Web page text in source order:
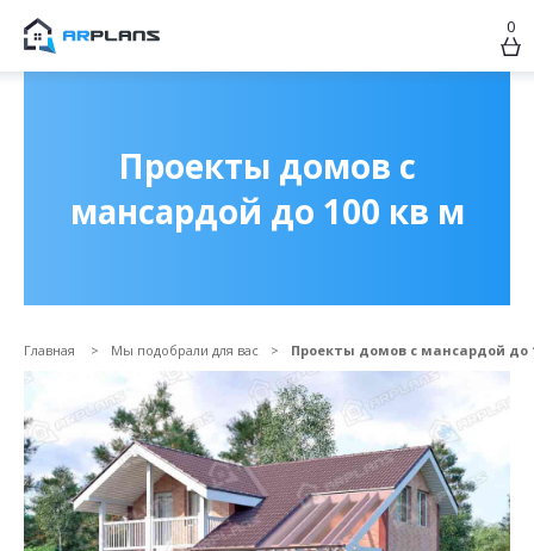
0
Проекты домов с
мансардой до 100 кв м
Главная Мы подобрали для вас Проекты домов с мансардой до
Прикрепить файл
Продолжить покупки